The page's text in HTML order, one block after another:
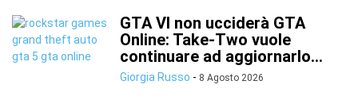
GTA VI non ucciderà GTA
Online: Take-Two vuole
continuare ad aggiornarlo...
Giorgia Russo - 8 Agosto 2026